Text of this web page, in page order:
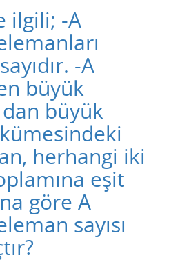
ilgili; -A
-A
büyük
büyük
herhangi iki
eşit
göre A
sayısı